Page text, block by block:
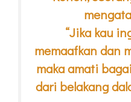
“Jika kau
memaafkan dan
maka amati
dari belakang